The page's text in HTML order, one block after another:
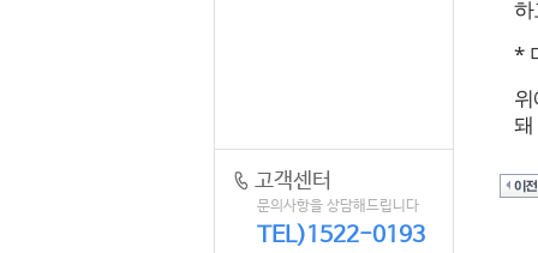
*
고객센터
문의사항을 상담해드립니다
TEL)1522-0193